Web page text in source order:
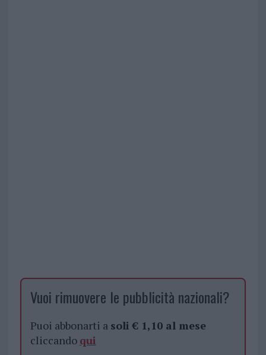
Vuoi rimuovere le pubblicità nazionali?
Puoi abbonarti a soli € 1,10 al mese
cliccando qui